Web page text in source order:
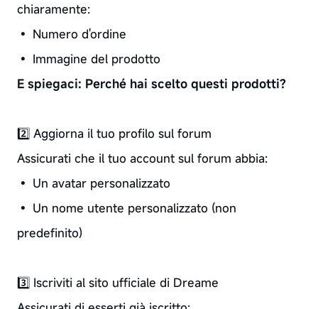
chiaramente:
• Numero d'ordine
• Immagine del prodotto
E spiegaci: Perché hai scelto questi prodotti?
2️⃣ Aggiorna il tuo profilo sul forum
Assicurati che il tuo account sul forum abbia:
• Un avatar personalizzato
• Un nome utente personalizzato (non
predefinito)
3️⃣ Iscriviti al sito ufficiale di Dreame